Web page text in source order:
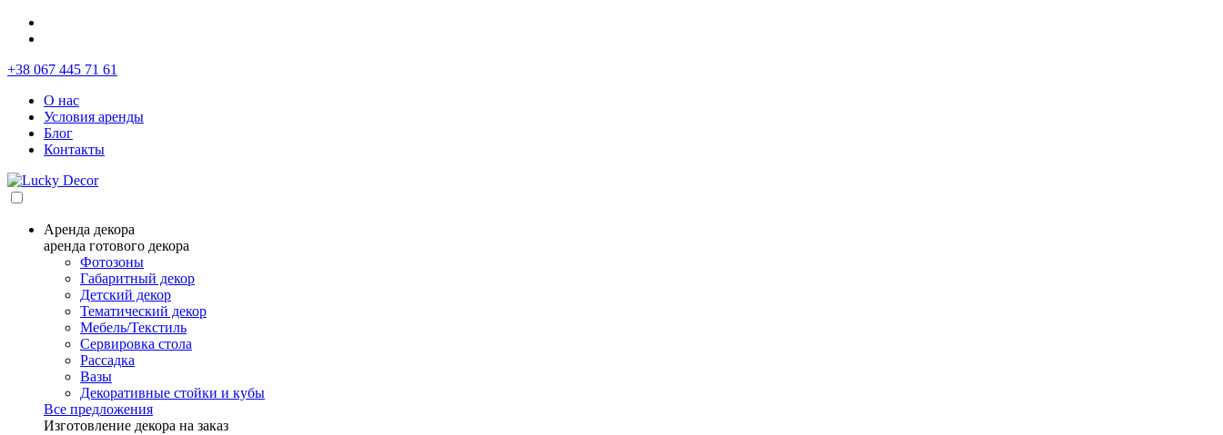
+38 067 445 71 61
О нас
Условия аренды
Блог
Контакты
Аренда декора
аренда готового декора
Фотозоны
Габаритный декор
Детский декор
Тематический декор
Мебель/Текстиль
Сервировка стола
Рассадка
Вазы
Декоративные стойки и кубы
Все предложения
Изготовление декора на заказ